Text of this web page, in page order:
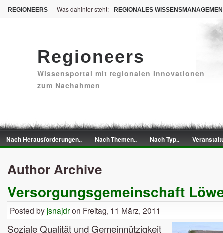
REGIONEERS - Was dahinter steht: REGIONALES
Regioneers
Wissensportal mit regionalen Innovationen
zum Nachahmen
Nach Herausforderungen.. Nach Themen.. Nach Typ..
Author Archive
Versorgungsgemeinschaft
Posted by jsnajdron Freitag, 11 März, 2011
Soziale Qualität und Gemeinnützigkeit